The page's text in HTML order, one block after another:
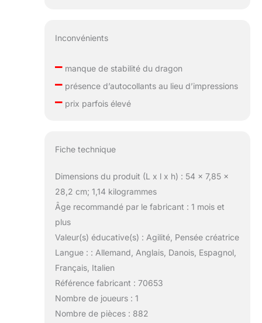
Inconvénients
–manque de stabilité du dragon
–présence d’autocollants au lieu d’impressions
–prix parfois élevé
Fiche technique
Dimensions du produit (L x l x h) : 54 x 7,85 x
28,2 cm; 1,14 kilogrammes
Âge recommandé par le fabricant : 1 mois et
plus
Valeur(s) éducative(s) : Agilité, Pensée créatrice
Langue : : Allemand, Anglais, Danois, Espagnol,
Français, Italien
Référence fabricant : 70653
Nombre de joueurs : 1
Nombre de pièces : 882